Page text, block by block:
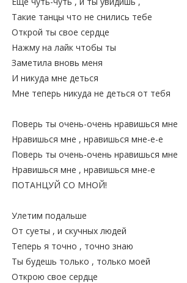
Такие танцы что не снились тебе
Открой ты свое сердце
Нажму на лайк чтобы ты
Заметила вновь меня
И никуда мне деться
Мне теперь никуда не деться от тебя
Поверь ты очень-очень нравишься мне
Нравишься мне , нравишься мне-е-е
Поверь ты очень-очень нравишься мне
Нравишься мне , нравишься мне-е
ПОТАНЦУЙ СО МНОЙ!
Улетим подальше
От суеты , и скучных людей
Теперь я точно , точно знаю
Ты будешь только , только моей
Открою свое сердце